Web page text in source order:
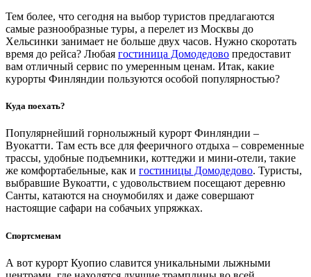
Тем более, что сегодня на выбор туристов предлагаются
самые разнообразные туры, а перелет из Москвы до
Хельсинки занимает не больше двух часов. Нужно скоротать
время до рейса? Любая гостиница Домодедово предоставит
вам отличный сервис по умеренным ценам. Итак, какие
курорты Финляндии пользуются особой популярностью?
Куда поехать?
Популярнейший горнолыжный курорт Финляндии –
Вуокатти. Там есть все для фееричного отдыха – современные
трассы, удобные подъемники, коттеджи и мини-отели, такие
же комфортабельные, как и гостиницы Домодедово. Туристы,
выбравшие Вукоатти, с удовольствием посещают деревню
Санты, катаются на сноумобилях и даже совершают
настоящие сафари на собачьих упряжках.
Спортсменам
А вот курорт Куопио славится уникальными лыжными